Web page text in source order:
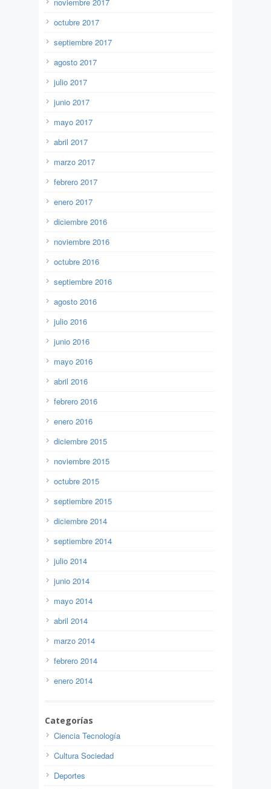
octubre 2017
septiembre 2017
agosto 2017
julio 2017
junio 2017
mayo 2017
abril 2017
marzo 2017
febrero 2017
enero 2017
diciembre 2016
noviembre 2016
octubre 2016
septiembre 2016
agosto 2016
julio 2016
junio 2016
mayo 2016
abril 2016
febrero 2016
enero 2016
diciembre 2015
noviembre 2015
octubre 2015
septiembre 2015
diciembre 2014
septiembre 2014
julio 2014
junio 2014
mayo 2014
abril 2014
marzo 2014
febrero 2014
enero 2014
Categorías
Ciencia Tecnología
Cultura Sociedad
Deportes